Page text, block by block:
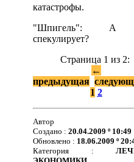
катастрофы.
"Шпигель": А
спекулирует?
Страница 1 из 2:
←
предыдущая
1 2
Автор
Создано : 20.04.2009 º 10:49
Обновлено : 18.06.2009 º
Категория :